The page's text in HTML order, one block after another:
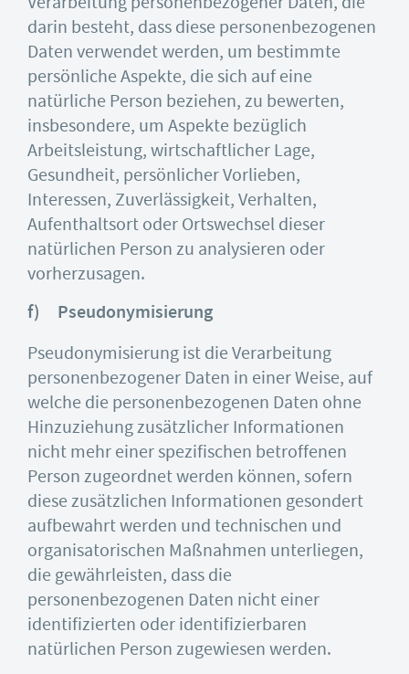
darin besteht, dass diese personenbezogenen
Daten verwendet werden, um bestimmte
persönliche Aspekte, die sich auf eine
natürliche Person beziehen, zu bewerten,
insbesondere, um Aspekte bezüglich
Arbeitsleistung, wirtschaftlicher Lage,
Gesundheit, persönlicher Vorlieben,
Interessen, Zuverlässigkeit, Verhalten,
Aufenthaltsort oder Ortswechsel dieser
natürlichen Person zu analysieren oder
vorherzusagen.
f) Pseudonymisierung
Pseudonymisierung ist die Verarbeitung
personenbezogener Daten in einer Weise, auf
welche die personenbezogenen Daten ohne
Hinzuziehung zusätzlicher Informationen
nicht mehr einer spezifischen betroffenen
Person zugeordnet werden können, sofern
diese zusätzlichen Informationen gesondert
aufbewahrt werden und technischen und
organisatorischen Maßnahmen unterliegen,
die gewährleisten, dass die
personenbezogenen Daten nicht einer
identifizierten oder identifizierbaren
natürlichen Person zugewiesen werden.